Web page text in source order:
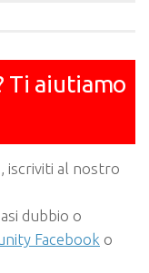
Ti aiutiamo
iscriviti al nostro
dubbio o
Facebook o